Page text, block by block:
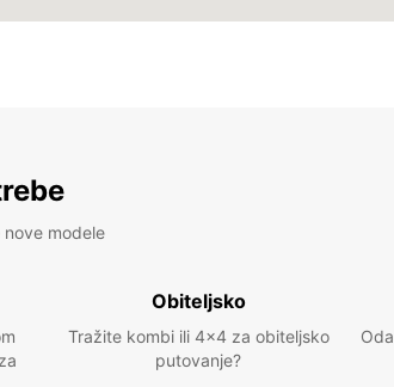
modele
Obiteljsko
Tražite kombi ili 4x4 za obiteljsko
putovanje?